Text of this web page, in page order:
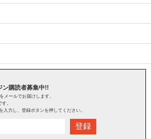
ン購読者募集中!!
メールでお届けします。
。
入力し、登録ボタンを押してください。
登録